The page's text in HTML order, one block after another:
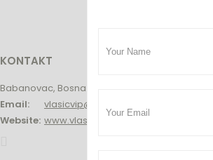
KONTAKT
Babanovac, Bosna i Hercegovina
Email:
vlasicvip@gmail.com
Website: www.vlasicvip.ba